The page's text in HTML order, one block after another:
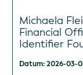
Michaela
Financial
Identifier
Datum: 2026-03-